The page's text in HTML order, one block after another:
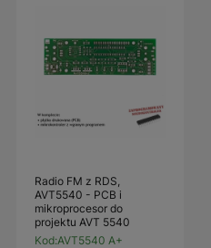
Radio FM z RDS,
AVT5540 - PCB i
mikroprocesor do
projektu AVT 5540
Kod:AVT5540 A+